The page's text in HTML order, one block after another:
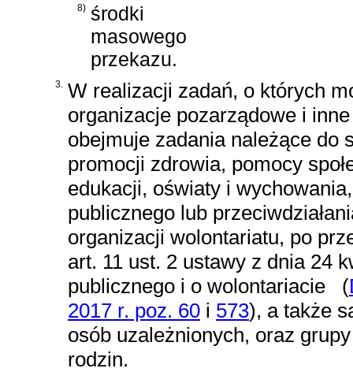
8) środki
masowego
przekazu.
3.
W realizacji zadań, o których
organizacje pozarządowe i
obejmuje zadania należące do
promocji zdrowia, pomocy
edukacji, oświaty i
publicznego lub
organizacji wolontariatu, po
art. 11 ust. 2 ustawy z dnia 24
publicznego i o wolontariacie
(
2017 r. poz. 60 i 573), a także
osób uzależnionych, oraz
rodzin.